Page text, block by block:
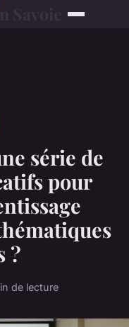
série de
pour
?
de lecture